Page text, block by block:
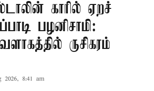
காரில் ஏறச்
பழனிசாமி:
ருசிகரம்
2026, 8:41 am